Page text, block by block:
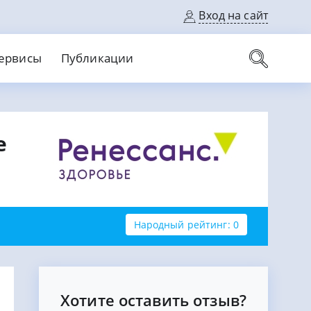
Вход на сайт
Без кредитной истории
Без процентов
Без справок
На банковский счет
На длительный срок
С кэшбеком
Публикации
Народный рейтинг: 0
Хотите оставить отзыв?